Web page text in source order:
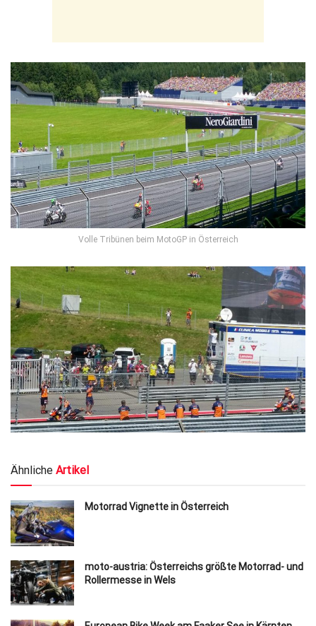
Volle Tribünen beim MotoGP in Österreich
Ähnliche Artikel
Motorrad Vignette in Österreich
moto-austria: Österreichs größte Motorrad- und
Rollermesse in Wels